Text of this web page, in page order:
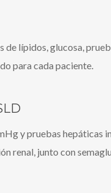
de lípidos, glucosa,
para cada paciente.
y pruebas hepáticas
renal, junto con